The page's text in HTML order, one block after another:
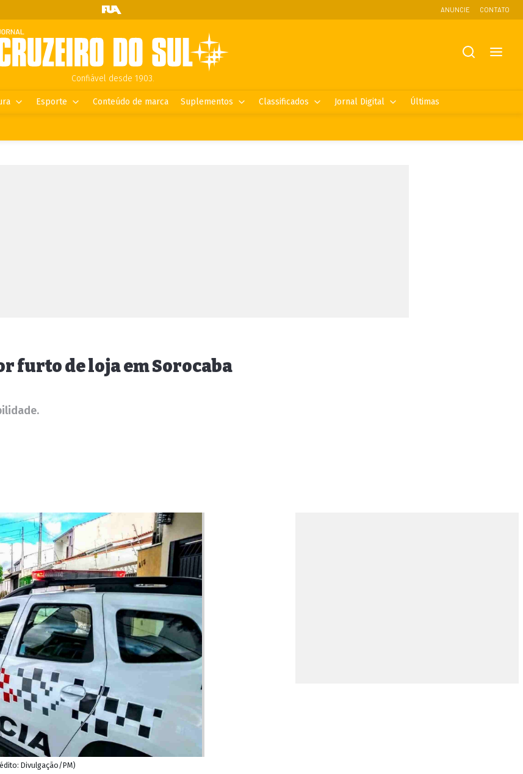
ANUNCIE CONTATO
Confiável desde 1903.
Esporte Conteúdo de marca Suplementos Classificados Jornal Digital Últimas
furto de loja em Sorocaba
Divulgação/PM)